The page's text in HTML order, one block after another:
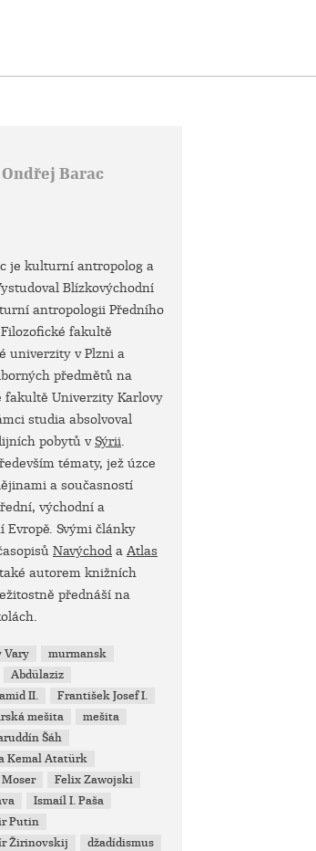
Ondřej Barac
je kulturní antropolog a
Blízkovýchodní
antropologii Předního
fakultě
univerzity v Plzni a
předmětů na
fakultě Univerzity Karlovy
studia absolvoval
pobytů vSýrii.
tématy, jež úzce
a současností
východní a
Evropě. Svými články
Navýchod a Atlas
také autorem knižních
přednáší na
Vary
murmansk
Abdülaziz
II.
František Josef I.
mešita
mešita
Šáh
Kemal Atatürk
Felix Zawojski
Ismaíl I. Paša
Putin
Žirinovskij
džadídismus